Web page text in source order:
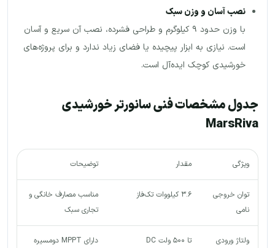
نصب آسان و وزن سبک
با وزن حدود ۹ کیلوگرم و طراحی فشرده، نصب آن سریع و آسان
است. نیازی به ابزار پیچیده یا فضای زیاد ندارد و برای پروژه‌های
خورشیدی کوچک ایده‌آل است.
جدول مشخصات فنی سانورتر خورشیدی
MarsRiva
ویژگی مقدار توضیحات
توان خروجی
نامی
۳.۶ کیلووات تک‌فاز
مناسب مصارف خانگی و
تجاری سبک
ولتاژ ورودی
تا ۵۰۰ ولت DC دارای MPPT دو‌مسیره